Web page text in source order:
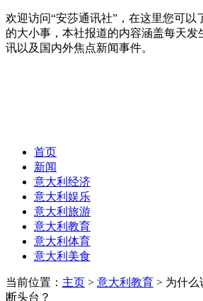
欢迎访问“安莎通讯社”，在这里您可以
的大小事，本社报道的内容涵盖每天发
讯以及国内外焦点新闻事件。
首页
新闻
意大利经济
意大利娱乐
意大利旅游
意大利教育
意大利体育
意大利美食
当前位置： 主页 > 意大利教育 > 为什么
断头台？